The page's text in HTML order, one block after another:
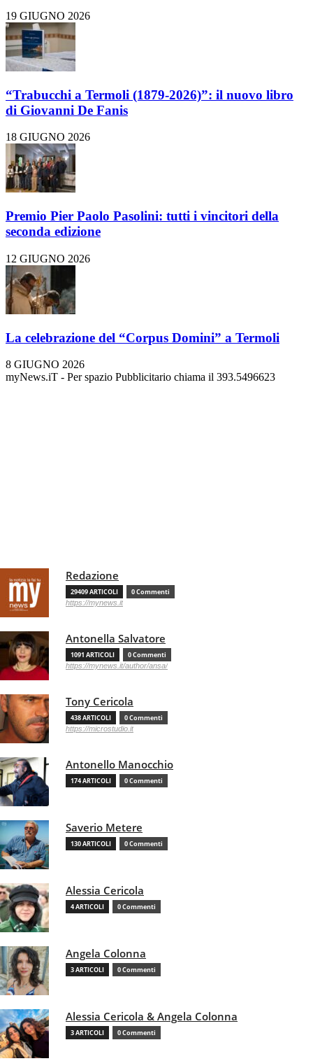
19 GIUGNO 2026
“Trabucchi a Termoli (1879-2026)”: il nuovo libro
di Giovanni De Fanis
18 GIUGNO 2026
Premio Pier Paolo Pasolini: tutti i vincitori della
seconda edizione
12 GIUGNO 2026
La celebrazione del “Corpus Domini” a Termoli
8 GIUGNO 2026
myNews.iT - Per spazio Pubblicitario chiama il 393.5496623
Redazione
29409 ARTICOLI 0 Commenti
https://mynews.it
Antonella Salvatore
1091 ARTICOLI 0 Commenti
https://mynews.it/author/ansa/
Tony Cericola
438 ARTICOLI 0 Commenti
https://microstudio.it
Antonello Manocchio
174 ARTICOLI 0 Commenti
Saverio Metere
130 ARTICOLI 0 Commenti
Alessia Cericola
4 ARTICOLI 0 Commenti
Angela Colonna
3 ARTICOLI 0 Commenti
Alessia Cericola & Angela Colonna
3 ARTICOLI 0 Commenti